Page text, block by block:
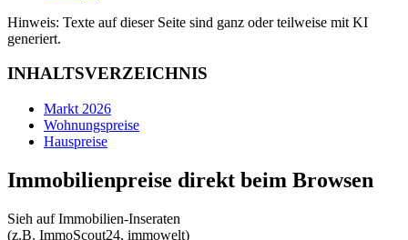
Hinweis: Texte auf dieser Seite sind ganz oder teilweise mit KI
generiert.
INHALTSVERZEICHNIS
Markt 2026
Wohnungspreise
Hauspreise
Immobilienpreise direkt beim Browsen
Sieh auf Immobilien‑Inseraten
(z.B. ImmoScout24, immowelt)